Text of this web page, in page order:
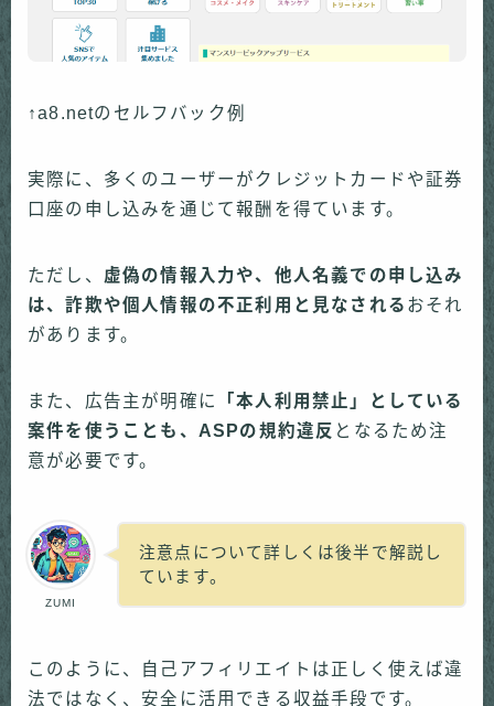
↑a8.netのセルフバック例
実際に、多くのユーザーがクレジットカードや証券
口座の申し込みを通じて報酬を得ています。
ただし、 虚偽の情報入力や、他人名義での申し込み
は、詐欺や個人情報の不正利用と見なされる おそれ
があります。
また、広告主が明確に
「本人利用禁止」としている
案件を使うことも、ASPの規約違反 となるため注
意が必要です。
ZUMI
注意点について詳しくは後半で解説し
ています。
このように、自己アフィリエイトは正しく使えば違
法ではなく、安全に活用できる収益手段です。